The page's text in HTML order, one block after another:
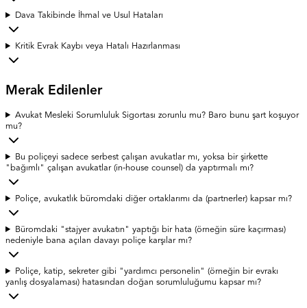
Dava Takibinde İhmal ve Usul Hataları
Kritik Evrak Kaybı veya Hatalı Hazırlanması
Merak Edilenler
Avukat Mesleki Sorumluluk Sigortası zorunlu mu? Baro bunu şart koşuyor
mu?
Bu poliçeyi sadece serbest çalışan avukatlar mı, yoksa bir şirkette
"bağımlı" çalışan avukatlar (in-house counsel) da yaptırmalı mı?
Poliçe, avukatlık büromdaki diğer ortaklarımı da (partnerler) kapsar mı?
Büromdaki "stajyer avukatın" yaptığı bir hata (örneğin süre kaçırması)
nedeniyle bana açılan davayı poliçe karşılar mı?
Poliçe, katip, sekreter gibi "yardımcı personelin" (örneğin bir evrakı
yanlış dosyalaması) hatasından doğan sorumluluğumu kapsar mı?